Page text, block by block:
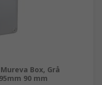
Box, Grå
90 mm